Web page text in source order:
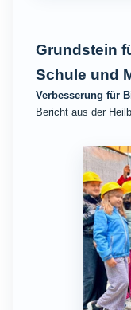
Grundstein
Schule und
Verbesserung für
Bericht aus der